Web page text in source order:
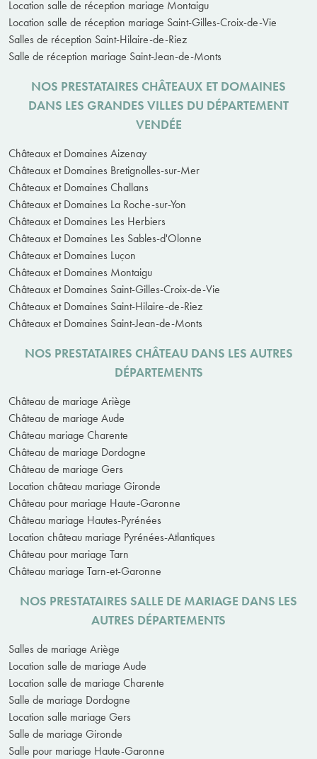
Location salle de réception mariage Montaigu
Location salle de réception mariage Saint-Gilles-Croix-de-Vie
Salles de réception Saint-Hilaire-de-Riez
Salle de réception mariage Saint-Jean-de-Monts
NOS PRESTATAIRES CHÂTEAUX ET DOMAINES
DANS LES GRANDES VILLES DU DÉPARTEMENT
VENDÉE
Châteaux et Domaines Aizenay
Châteaux et Domaines Bretignolles-sur-Mer
Châteaux et Domaines Challans
Châteaux et Domaines La Roche-sur-Yon
Châteaux et Domaines Les Herbiers
Châteaux et Domaines Les Sables-d'Olonne
Châteaux et Domaines Luçon
Châteaux et Domaines Montaigu
Châteaux et Domaines Saint-Gilles-Croix-de-Vie
Châteaux et Domaines Saint-Hilaire-de-Riez
Châteaux et Domaines Saint-Jean-de-Monts
NOS PRESTATAIRES CHÂTEAU DANS LES AUTRES
DÉPARTEMENTS
Château de mariage Ariège
Château de mariage Aude
Château mariage Charente
Château de mariage Dordogne
Château de mariage Gers
Location château mariage Gironde
Château pour mariage Haute-Garonne
Château mariage Hautes-Pyrénées
Location château mariage Pyrénées-Atlantiques
Château pour mariage Tarn
Château mariage Tarn-et-Garonne
NOS PRESTATAIRES SALLE DE MARIAGE DANS LES
AUTRES DÉPARTEMENTS
Salles de mariage Ariège
Location salle de mariage Aude
Location salle de mariage Charente
Salle de mariage Dordogne
Location salle mariage Gers
Salle de mariage Gironde
Salle pour mariage Haute-Garonne